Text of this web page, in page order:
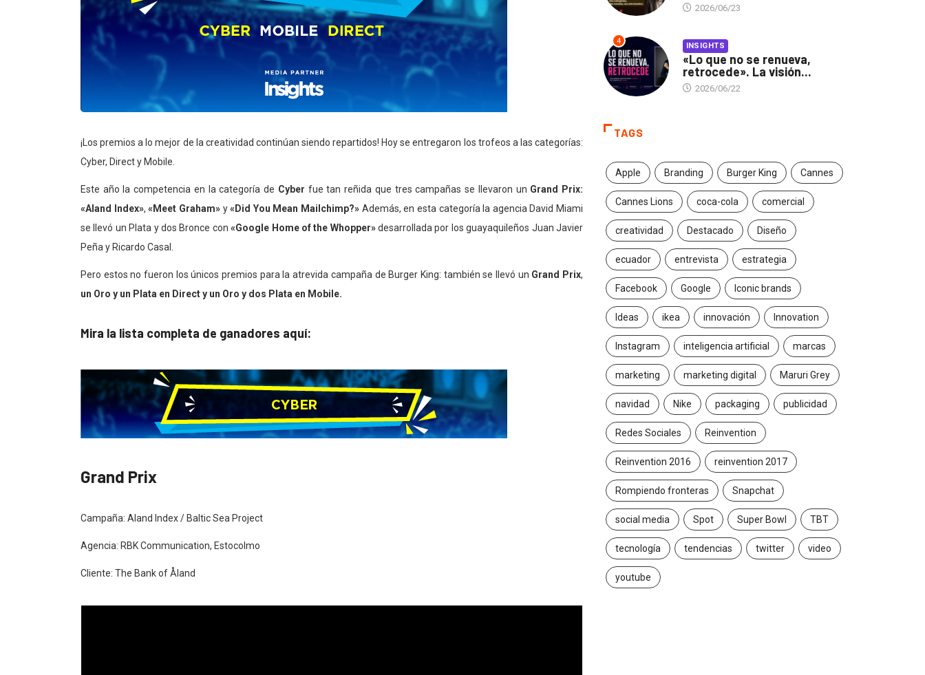
¡Los premios a lo mejor de la creatividad continúan siendo repartidos! Hoy se entregaron los trofeos a las categorías:
Cyber, Direct y Mobile.
Este año la competencia en la categoría de Cyber fue tan reñida que tres campañas se llevaron un Grand Prix:
«Aland Index»,«Meet Graham»y«Did You Mean Mailchimp?» Además, en esta categoría la agencia David Miami
se llevó un Plata y dos Bronce con«Google Home of the Whopper»desarrollada por los guayaquileños Juan Javier
Peña y Ricardo Casal.
Pero estos no fueron los únicos premios para la atrevida campaña de Burger King: también se llevó un Grand Prix,
un Oro y un Plata en Direct y un Oro y dos Plata en Mobile.
Mira la lista completa de ganadores aquí:
Grand Prix
Campaña: Aland Index / Baltic Sea Project
Agencia: RBK Communication, Estocolmo
Cliente: The Bank of Åland
2026/06/23
4 INSIGHTS
«Lo que no se renueva,
retrocede». La visión...
2026/06/22
TAGS
Apple Branding Burger King Cannes
Cannes Lions coca-cola comercial
creatividad Destacado Diseño
ecuador entrevista estrategia
Facebook Google Iconic brands
Ideas ikea innovación Innovation
Instagram inteligencia artificial marcas
marketing marketing digital Maruri Grey
navidad Nike packaging publicidad
Redes Sociales Reinvention
Reinvention 2016 reinvention 2017
Rompiendo fronteras Snapchat
social media Spot Super Bowl TBT
tecnología tendencias twitter video
youtube